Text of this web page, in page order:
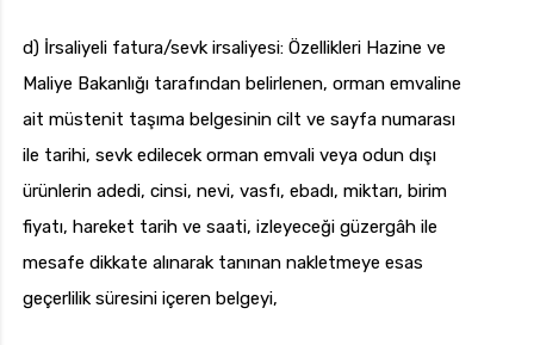
d) İrsaliyeli fatura/sevk irsaliyesi: Özellikleri Hazine ve
Maliye Bakanlığı tarafından belirlenen, orman emvaline
ait müstenit taşıma belgesinin cilt ve sayfa numarası
ile tarihi, sevk edilecek orman emvali veya odun dışı
ürünlerin adedi, cinsi, nevi, vasfı, ebadı, miktarı, birim
fiyatı, hareket tarih ve saati, izleyeceği güzergâh ile
mesafe dikkate alınarak tanınan nakletmeye esas
geçerlilik süresini içeren belgeyi,